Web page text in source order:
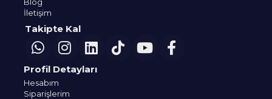
Blog
İletişim
Takipte Kal
Profil Detayları
Hesabım
Siparişlerim